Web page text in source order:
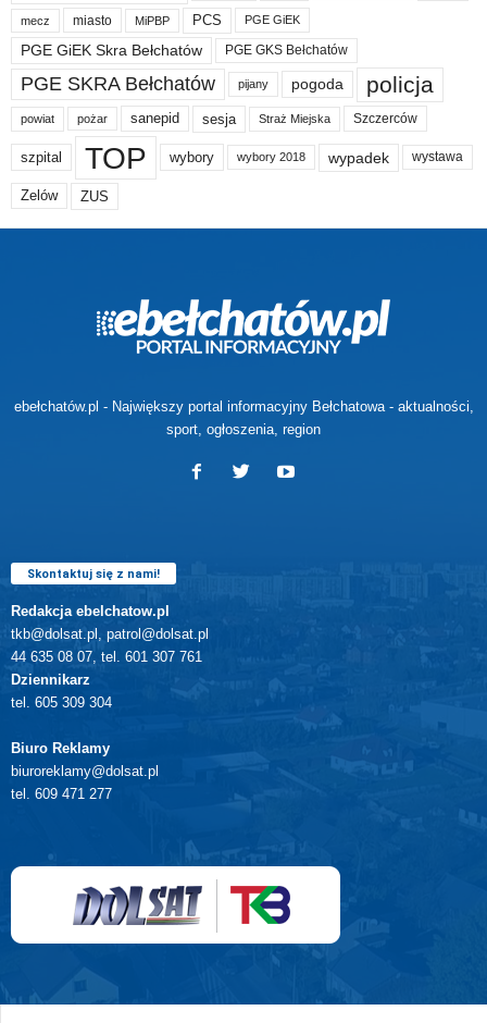
mecz miasto MiPBP PCS PGE GiEK
PGE GiEK Skra Bełchatów PGE GKS Bełchatów
PGE SKRA Bełchatów pijany pogoda policja
powiat pożar sanepid sesja Straż Miejska Szczerców
szpital TOP wybory wybory 2018 wypadek wystawa
Zelów ZUS
ebełchatów.pl - Największy portal informacyjny Bełchatowa - aktualności,
sport, ogłoszenia, region
Skontaktuj się z nami!
Redakcja ebelchatow.pl
tkb@dolsat.pl, patrol@dolsat.pl
44 635 08 07, tel. 601 307 761
Dziennikarz
tel. 605 309 304
Biuro Reklamy
biuroreklamy@dolsat.pl
tel. 609 471 277